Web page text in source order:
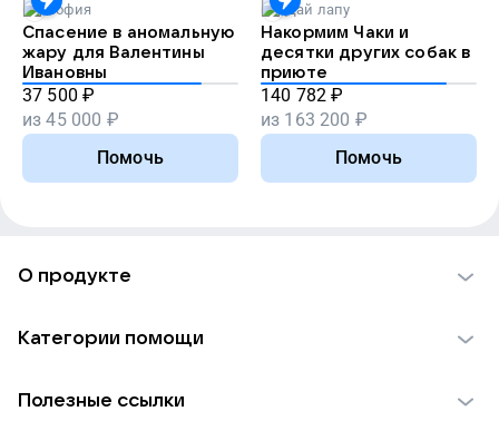
София
Спасение в аномальную
жару для Валентины
Ивановны
37 500 ₽
из45 000 ₽
Помочь
Дай лапу
Накормим Чаки и
десятки других собак в
приюте
140 782 ₽
из 163 200 ₽
Помочь
О продукте
Использование материалов
Категории помощи
Полезные ссылки